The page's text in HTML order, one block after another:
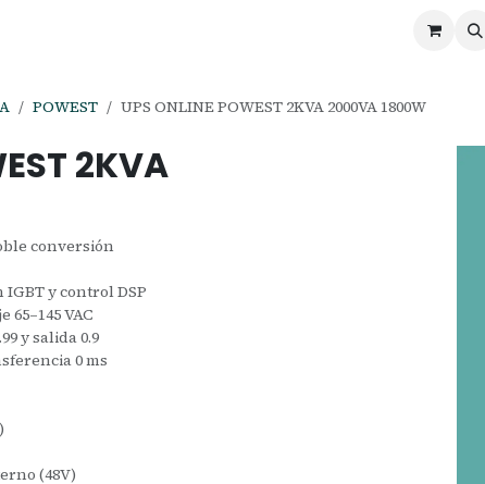
POWEST UPS ONLINE POWEST 2KVA 2000VA 1800W
2KVA
conversión
y control DSP
VAC
y salida 0.9
0 ms
(48V)